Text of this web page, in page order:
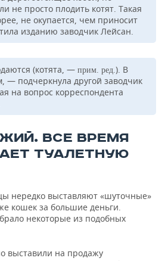
не просто плодить котят. Такая
не окупается, чем приносит
изданию заводчик Лейсан.
(котята, — прим. ред.). В
— подчеркнула другой заводчик
на вопрос корреспондента
ВСЕ ВРЕМЯ
ТУАЛЕТНУЮ
нередко выставляют «шуточные»
кошек за большие деньги.
некоторые из подобных
выставили на продажу